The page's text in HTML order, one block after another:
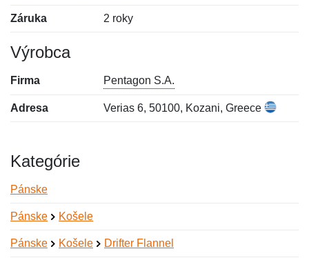
Záruka 2 roky
Výrobca
Firma Pentagon S.A.
Adresa Verias 6, 50100, Kozani, Greece
Kategórie
Pánske
Pánske Košele
Pánske Košele Drifter Flannel